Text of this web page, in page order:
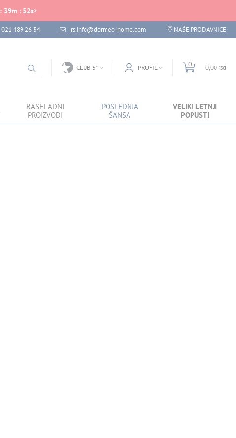
: 39m : 52s
021 489 26 54 rs.info@dormeo-home.com NAŠE PRODAVNICE
CLUB 5* PROFIL 0 0,00 rsd
RASHLADNI
PROIZVODI
POSLEDNJA
ŠANSA
VELIKI LETNJI
POPUSTI